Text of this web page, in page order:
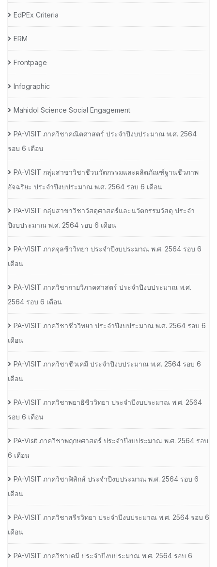
EdPEx Criteria
ERM
Frontpage
Infographic
Mahidol Science Social Engagement
PA-VISIT ภาควิชาคณิตศาสตร์ ประจำปีงบประมาณ พ.ศ. 2564
รอบ 6 เดือน
PA-VISIT กลุ่มสาขาวิชาชีวนวัตกรรมและผลิตภัณฑ์ฐานชีวภาพ
อัจฉริยะ ประจำปีงบประมาณ พ.ศ. 2564 รอบ 6 เดือน
PA-VISIT กลุ่มสาขาวิชาวัสดุศาสตร์และนวัตกรรมวัสดุ ประจำ
ปีงบประมาณ พ.ศ. 2564 รอบ 6 เดือน
PA-VISIT ภาคจุลชีววิทยา ประจำปีงบประมาณ พ.ศ. 2564 รอบ 6
เดือน
PA-VISIT ภาควิชากายวิภาคศาสตร์ ประจำปีงบประมาณ พ.ศ.
2564 รอบ 6 เดือน
PA-VISIT ภาควิชาชีววิทยา ประจำปีงบประมาณ พ.ศ. 2564 รอบ 6
เดือน
PA-VISIT ภาควิชาชีวเคมี ประจำปีงบประมาณ พ.ศ. 2564 รอบ 6
เดือน
PA-VISIT ภาควิชาพยาธิชีววิทยา ประจำปีงบประมาณ พ.ศ. 2564
รอบ 6 เดือน
PA-Visit ภาควิชาพฤกษศาสตร์ ประจำปีงบประมาณ พ.ศ. 2564 รอบ
6 เดือน
PA-VISIT ภาควิชาฟิสิกส์ ประจำปีงบประมาณ พ.ศ. 2564 รอบ 6
เดือน
PA-VISIT ภาควิชาสรีรวิทยา ประจำปีงบประมาณ พ.ศ. 2564 รอบ 6
เดือน
PA-VISIT ภาควิชาเคมี ประจำปีงบประมาณ พ.ศ. 2564 รอบ 6